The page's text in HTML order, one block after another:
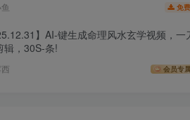
免费
】AI-键生成命理风水玄学视频，一
辑，30S-条!
会员专